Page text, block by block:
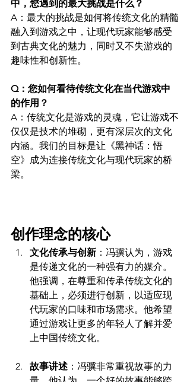
中，您遇到的最大挑战是什么？
A：最大的挑战是如何将传统文化的精髓
融入到游戏之中，让现代玩家能够感受
到古典文化的魅力，同时又不失游戏的
趣味性和创新性。
Q：您如何看待传统文化在当代游戏中
的作用？
A：传统文化是游戏的灵魂，它让游戏不
仅仅是技术的堆砌，更有深层次的文化
内涵。我们的目标是让《黑神话：悟
空》成为连接传统文化与现代玩家的桥
梁。
创作理念的核心
文化传承与创新 ：冯骥认为，游戏
是传递文化的一种强有力的媒介。
他强调，在尊重和传承传统文化的
基础上，必须进行创新，以适应现
代玩家的口味和市场需求。他希望
通过游戏让更多的年轻人了解并爱
上中国传统文化。
故事讲述 ：冯骥非常重视故事的力